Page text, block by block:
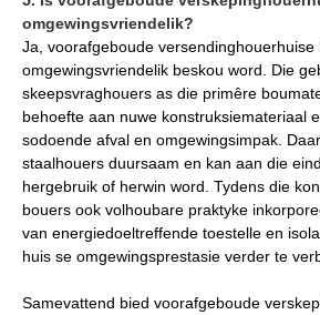
omgewingsvriendelik?
Ja, voorafgeboude versendinghouerhuise
omgewingsvriendelik beskou word. Die
skeepsvraghouers as die primêre
behoefte aan nuwe konstruksiemateriaal
sodoende afval en omgewingsimpak.
staalhouers duursaam en kan aan die
hergebruik of herwin word. Tydens die
bouers ook volhoubare praktyke
van energiedoeltreffende toestelle en
huis se omgewingsprestasie verder te
Samevattend bied voorafgeboude